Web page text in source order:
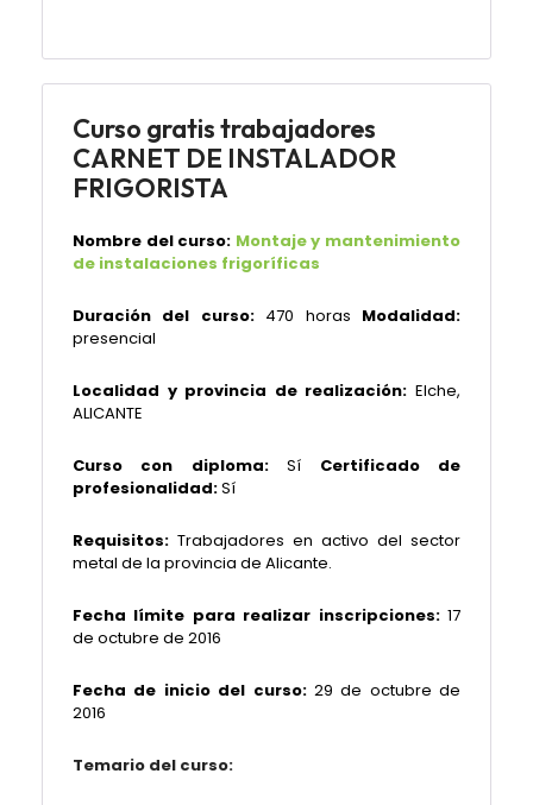
Curso gratis trabajadores
CARNET DE INSTALADOR
FRIGORISTA
Nombre del curso: Montaje y mantenimiento
de instalaciones frigoríficas
Duración del curso:470 horas Modalidad:
presencial
Localidad y provincia de realización: Elche,
ALICANTE
Curso con diploma:Sí Certificado de
profesionalidad:Sí
Requisitos: Trabajadores en activo del sector
metal de la provincia de Alicante.
Fecha límite para realizar inscripciones:17
de octubre de 2016
Fecha de inicio del curso:29 de octubre de
2016
Temario del curso: